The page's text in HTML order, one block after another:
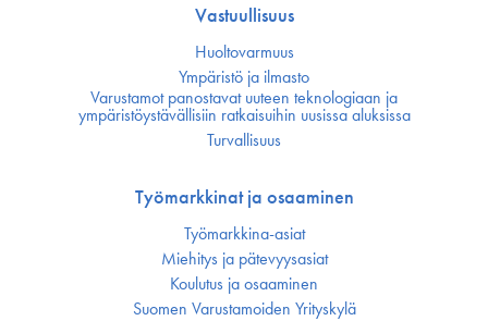
Vastuullisuus
Huoltovarmuus
Ympäristö ja ilmasto
Varustamot panostavat uuteen teknologiaan ja
ympäristöystävällisiin ratkaisuihin uusissa aluksissa
Turvallisuus
Työmarkkinat ja osaaminen
Työmarkkina-asiat
Miehitys ja pätevyys­asiat
Koulutus ja osaaminen
Suomen Varustamoiden Yrityskylä